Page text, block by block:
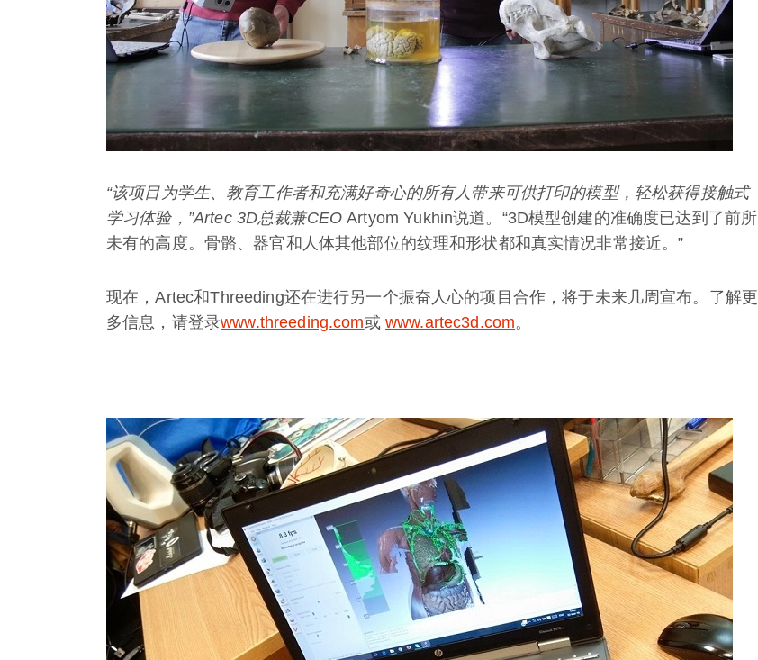
“该项目为学生、教育工作者和充满好奇心的所有人带来可供打印的模型，轻松获得接触式
学习体验，”Artec 3D总裁兼CEOArtyom Yukhin说道。“3D模型创建的准确度已达到了前所
未有的高度。骨骼、器官和人体其他部位的纹理和形状都和真实情况非常接近。”
现在，Artec和Threeding还在进行另一个振奋人心的项目合作，将于未来几周宣布。了解更
多信息，请登录www.threeding.com或 www.artec3d.com。